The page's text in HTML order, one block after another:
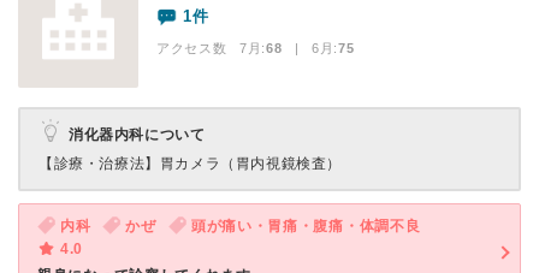
1件
アクセス数 7月:68 | 6月:75
消化器内科について
【診療・治療法】 胃カメラ（胃内視鏡検査）
内科 かぜ
頭が痛い・胃痛・腹痛・体調不良
4.0